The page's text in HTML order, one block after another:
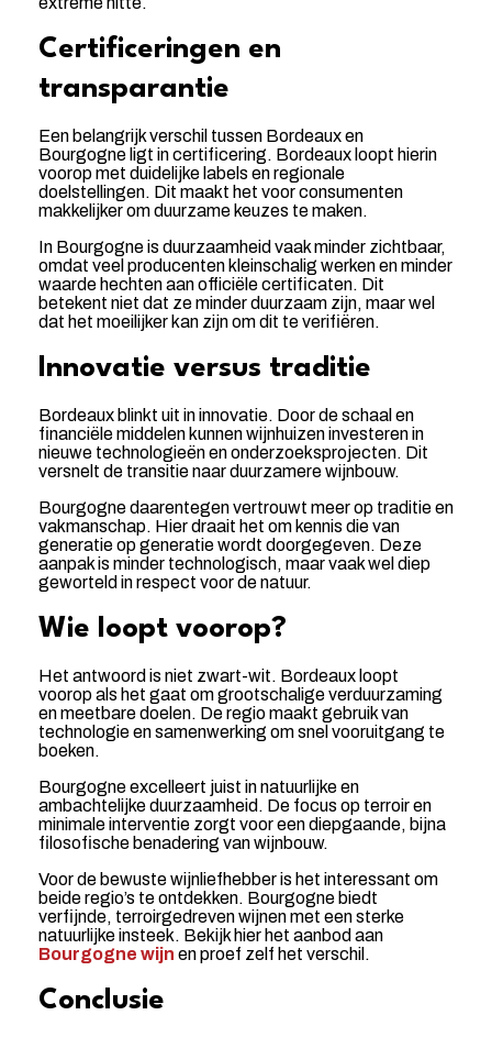
Certificeringen en
transparantie
Een belangrijk verschil tussen Bordeaux en
Bourgogne ligt in certificering. Bordeaux loopt hierin
voorop met duidelijke labels en regionale
doelstellingen. Dit maakt het voor consumenten
makkelijker om duurzame keuzes te maken.
In Bourgogne is duurzaamheid vaak minder zichtbaar,
omdat veel producenten kleinschalig werken en minder
waarde hechten aan officiële certificaten. Dit
betekent niet dat ze minder duurzaam zijn, maar wel
dat het moeilijker kan zijn om dit te verifiëren.
Innovatie versus traditie
Bordeaux blinkt uit in innovatie. Door de schaal en
financiële middelen kunnen wijnhuizen investeren in
nieuwe technologieën en onderzoeksprojecten. Dit
versnelt de transitie naar duurzamere wijnbouw.
Bourgogne daarentegen vertrouwt meer op traditie en
vakmanschap. Hier draait het om kennis die van
generatie op generatie wordt doorgegeven. Deze
aanpak is minder technologisch, maar vaak wel diep
geworteld in respect voor de natuur.
Wie loopt voorop?
Het antwoord is niet zwart-wit. Bordeaux loopt
voorop als het gaat om grootschalige verduurzaming
en meetbare doelen. De regio maakt gebruik van
technologie en samenwerking om snel vooruitgang te
boeken.
Bourgogne excelleert juist in natuurlijke en
ambachtelijke duurzaamheid. De focus op terroir en
minimale interventie zorgt voor een diepgaande, bijna
filosofische benadering van wijnbouw.
Voor de bewuste wijnliefhebber is het interessant om
beide regio’s te ontdekken. Bourgogne biedt
verfijnde, terroirgedreven wijnen met een sterke
natuurlijke insteek. Bekijk hier het aanbod aan
Bourgogne wijn en proef zelf het verschil.
Conclusie